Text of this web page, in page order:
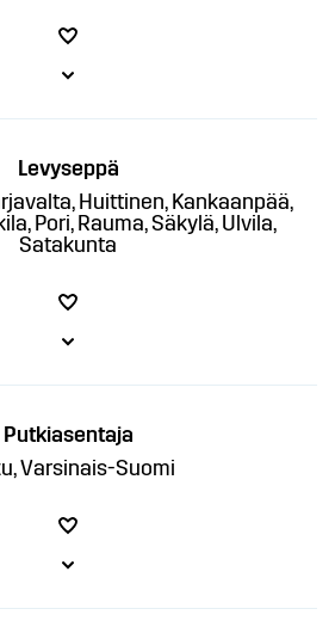
Levyseppä
Huittinen, Kankaanpää,
Pori, Rauma, Säkylä, Ulvila,
Satakunta
Putkiasentaja
Varsinais-Suomi